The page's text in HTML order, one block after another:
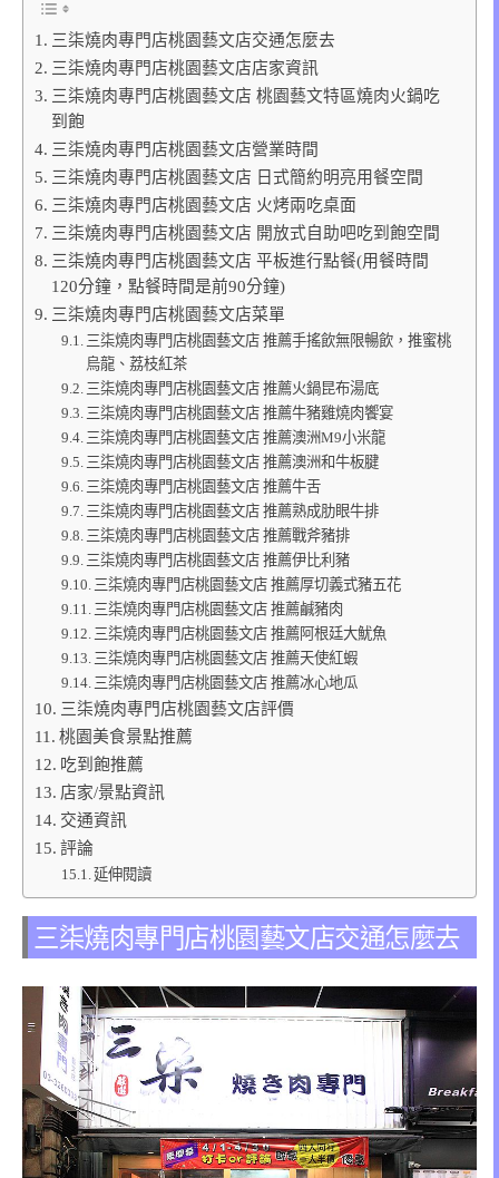
三柒燒肉專門店桃園藝文店交通怎麼去
三柒燒肉專門店桃園藝文店店家資訊
三柒燒肉專門店桃園藝文店 桃園藝文特區燒肉火鍋吃
到飽
三柒燒肉專門店桃園藝文店營業時間
三柒燒肉專門店桃園藝文店 日式簡約明亮用餐空間
三柒燒肉專門店桃園藝文店 火烤兩吃桌面
三柒燒肉專門店桃園藝文店 開放式自助吧吃到飽空間
三柒燒肉專門店桃園藝文店 平板進行點餐(用餐時間
120分鐘，點餐時間是前90分鐘)
三柒燒肉專門店桃園藝文店菜單
三柒燒肉專門店桃園藝文店 推薦手搖飲無限暢飲，推蜜桃
烏龍、荔枝紅茶
三柒燒肉專門店桃園藝文店 推薦火鍋昆布湯底
三柒燒肉專門店桃園藝文店 推薦牛豬雞燒肉饗宴
三柒燒肉專門店桃園藝文店 推薦澳洲M9小米龍
三柒燒肉專門店桃園藝文店 推薦澳洲和牛板腱
三柒燒肉專門店桃園藝文店 推薦牛舌
三柒燒肉專門店桃園藝文店 推薦熟成肋眼牛排
三柒燒肉專門店桃園藝文店 推薦戰斧豬排
三柒燒肉專門店桃園藝文店 推薦伊比利豬
三柒燒肉專門店桃園藝文店 推薦厚切義式豬五花
三柒燒肉專門店桃園藝文店 推薦鹹豬肉
三柒燒肉專門店桃園藝文店 推薦阿根廷大魷魚
三柒燒肉專門店桃園藝文店 推薦天使紅蝦
三柒燒肉專門店桃園藝文店 推薦冰心地瓜
三柒燒肉專門店桃園藝文店評價
桃園美食景點推薦
吃到飽推薦
店家/景點資訊
交通資訊
評論
延伸閱讀
三柒燒肉專門店桃園藝文店交通怎麼去